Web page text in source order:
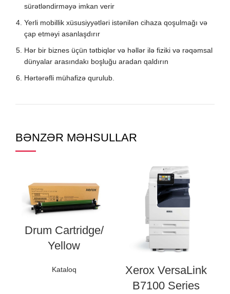
sürətləndirməyə imkan verir
Yerli mobillik xüsusiyyətləri istənilən cihaza qoşulmağı və
çap etməyi asanlaşdırır
Hər bir biznes üçün tətbiqlər və həllər ilə fiziki və rəqəmsal
dünyalar arasındakı boşluğu aradan qaldırın
Hərtərəfli mühafizə qurulub.
BƏNZƏR MƏHSULLAR
Drum Cartridge/
Yellow
Kataloq
Xerox VersaLink
B7100 Series